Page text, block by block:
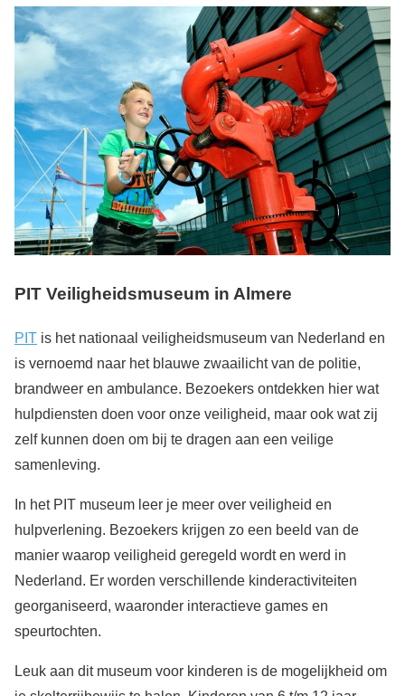
PIT Veiligheidsmuseum in Almere
PIT is het nationaal veiligheidsmuseum van Nederland en
is vernoemd naar het blauwe zwaailicht van de politie,
brandweer en ambulance. Bezoekers ontdekken hier wat
hulpdiensten doen voor onze veiligheid, maar ook wat zij
zelf kunnen doen om bij te dragen aan een veilige
samenleving.
In het PIT museum leer je meer over veiligheid en
hulpverlening. Bezoekers krijgen zo een beeld van de
manier waarop veiligheid geregeld wordt en werd in
Nederland. Er worden verschillende kinderactiviteiten
georganiseerd, waaronder interactieve games en
speurtochten.
Leuk aan dit museum voor kinderen is de mogelijkheid om